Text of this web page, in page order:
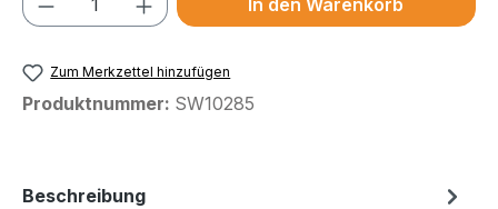
In den Warenkorb
Zum Merkzettel hinzufügen
Produktnummer: SW10285
Beschreibung